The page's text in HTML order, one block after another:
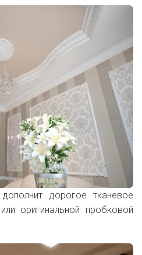
дорогое тканевое
оригинальной пробковой